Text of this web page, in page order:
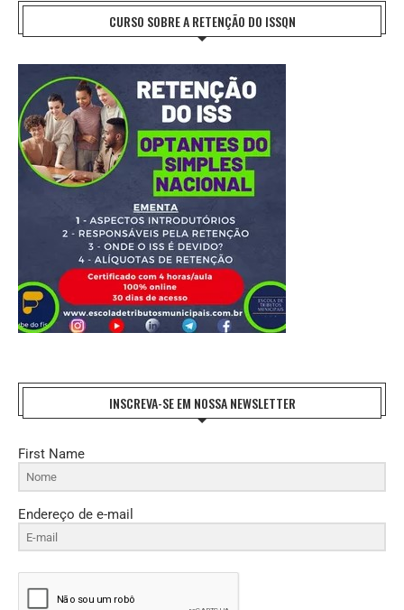
CURSO SOBRE A RETENÇÃO DO ISSQN
INSCREVA-SE EM NOSSA NEWSLETTER
First Name
Endereço de e-mail